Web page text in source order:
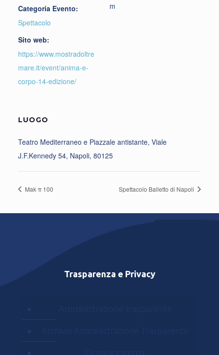
Categoria Evento:
Spettacolo
Sito web:
https://www.mostradoltre
mare.it/event/anima-e-
corpo-14-edizione/
m
LUOGO
Teatro Mediterraneo e Piazzale antistante, Viale
J.F.Kennedy 54, Napoli, 80125
Mak π 100 Spettacolo Balletto di Napoli
Trasparenza e Privacy
Amministrazione trasparente
Archivio Amministrazione Trasparente
Organigramma